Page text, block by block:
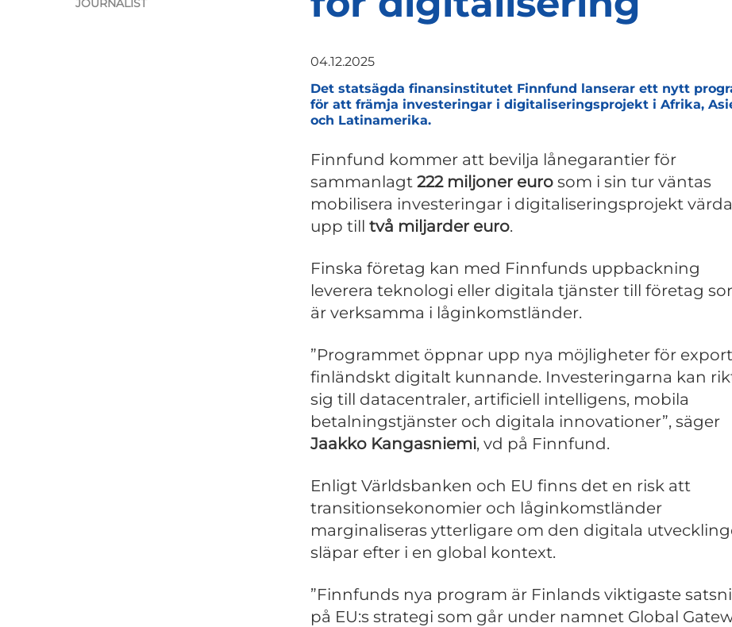
JOURNALIST
04.12.2025
Det statsägda finansinstitutet Finnfund lanserar ett nytt
för att främja investeringar i digitaliseringsprojekt i Afrika,
och Latinamerika.
Finnfund kommer att bevilja lånegarantier för
sammanlagt 222 miljoner euro som i sin tur väntas
mobilisera investeringar i digitaliseringsprojekt värda
upp till två miljarder euro.
Finska företag kan med Finnfunds uppbackning
leverera teknologi eller digitala tjänster till företag
är verksamma i låginkomstländer.
”Programmet öppnar upp nya möjligheter för
finländskt digitalt kunnande. Investeringarna kan
sig till datacentraler, artificiell intelligens, mobila
betalningstjänster och digitala innovationer”, säger
Jaakko Kangasniemi, vd på Finnfund.
Enligt Världsbanken och EU finns det en risk att
transitionsekonomier och låginkomstländer
marginaliseras ytterligare om den digitala
släpar efter i en global kontext.
”Finnfunds nya program är Finlands viktigaste
på EU:s strategi som går under namnet Global